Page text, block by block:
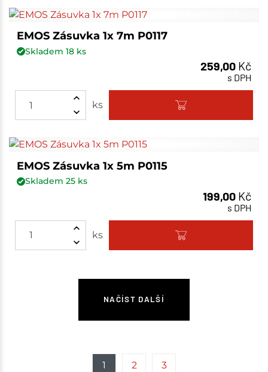
EMOS Zásuvka 1x 7m P0117
Skladem 18ks
259,00 Kč
s DPH
ks
EMOS Zásuvka 1x 5m P0115
Skladem 25ks
199,00 Kč
s DPH
ks
NAČÍST DALŠÍ
1 2 3